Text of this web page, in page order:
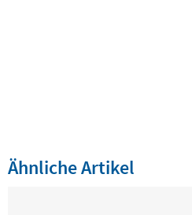
Ähnliche Artikel